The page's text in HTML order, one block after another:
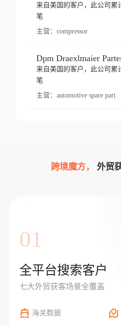
来自美国的客户，此公司累
笔
主营： compressor
来自美国的客户，此公司累
笔
主营： automotive spare part
跨境魔方， 外贸
01
全平台搜索客户
七大外贸获客场景全覆盖
海关数据